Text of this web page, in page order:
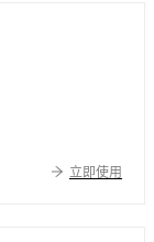
立即使用